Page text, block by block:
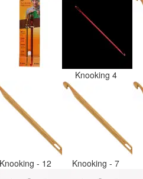
Knooking 4
- 12 Knooking - 7